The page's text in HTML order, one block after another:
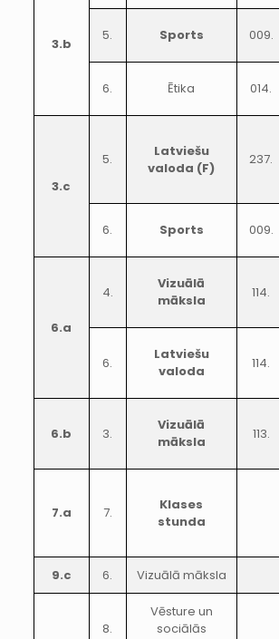
3.b
5. Sports 009.
6. Ētika 014.
3.c
5.
Latviešu
valoda (F)
237.
6. Sports 009.
6.a
4.
Vizuālā
māksla
114.
6.
Latviešu
valoda
114.
6.b 3.
Vizuālā
māksla
113.
7.a 7.
Klases
stunda
9.c 6. Vizuālā māksla
8.
Vēsture un
sociālās